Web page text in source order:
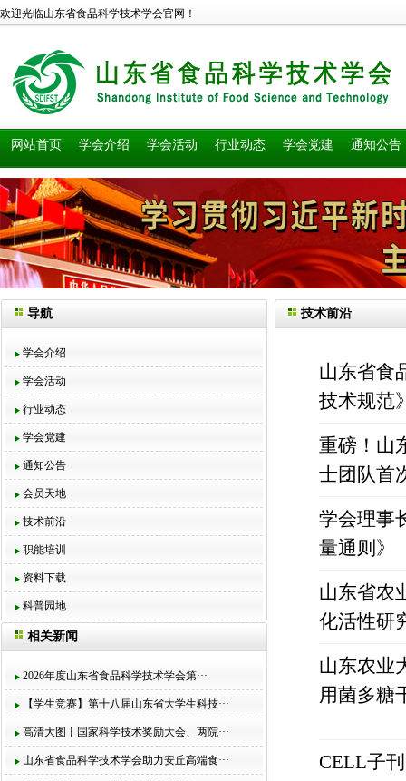
欢迎光临山东省食品科学技术学会官网！
网站首页 学会介绍 学会活动 行业动态 学会党建 通知公告
导航
学会介绍
学会活动
行业动态
学会党建
通知公告
会员天地
技术前沿
职能培训
资料下载
科普园地
相关新闻
2026年度山东省食品科学技术学会第···
【学生竞赛】第十八届山东省大学生科技···
高清大图丨国家科学技术奖励大会、两院···
山东省食品科学技术学会助力安丘高端食···
技术前沿
山东省食
技术规范
重磅！山
士团队首
学会理事
量通则》
山东省农
化活性研
山东农业
用菌多糖
CELL子